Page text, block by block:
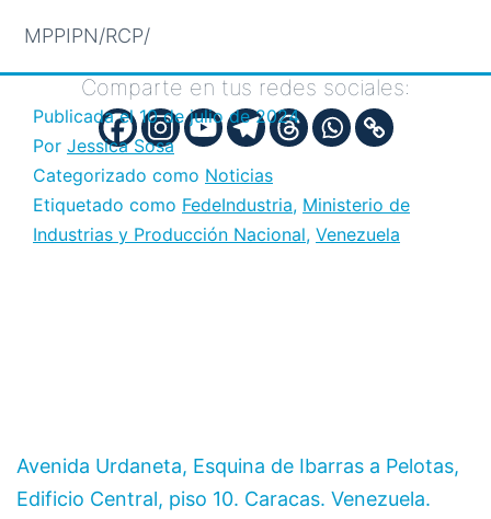
MPPIPN/RCP/
Comparte en tus redes sociales:
Publicada el10 de julio de 2024
Por Jessica Sosa
Categorizado como Noticias
Etiquetado como FedeIndustria, Ministerio de
Industrias y Producción Nacional, Venezuela
Avenida Urdaneta, Esquina de Ibarras a Pelotas,
Edificio Central, piso 10. Caracas. Venezuela.